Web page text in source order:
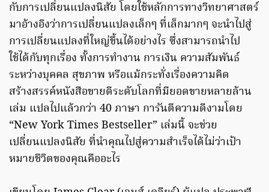
กับการเปลี่ยนแปลงนิสัย โดยใช้หลักการทางวิทยาศาสตร์
มาอ้างอิงว่าการเปลี่ยนแปลงเล็กๆ ที่เล็กมากๆ จะนำไปสู่
การเปลี่ยนแปลงที่ใหญ่ขึ้นได้อย่างไร ซึ่งสามารถนำไป
ใช้ได้กับทุกเรื่อง ทั้งการทำงาน การเงิน ความสัมพันธ์
ระหว่างบุคคล สุขภาพ หรือแม้กระทั่งเรื่องความคิด
สร้างสรรค์หนังสือขายดีระดับโลกที่มียอดขายหลายล้าน
เล่ม แปลไปแล้วกว่า 40 ภาษา การันตีความดีงามโดย
“New York Times Bestseller” เล่มนี้ จะช่วย
เปลี่ยนแปลงนิสัย ที่นำคุณไปสู่ความสำเร็จได้ไม่ว่าเป้า
หมายชีวิตของคุณคืออะไร